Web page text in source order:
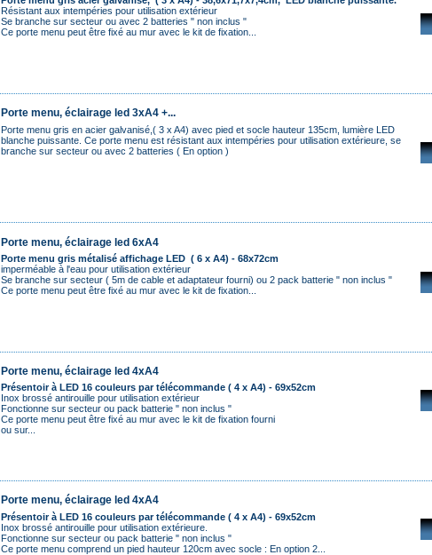
Résistant aux intempéries pour utilisation extérieur
Se branche sur secteur ou avec 2 batteries " non inclus "
Ce porte menu peut être fixé au mur avec le kit de fixation...
Porte menu, éclairage led 3xA4 +...
Porte menu gris en acier galvanisé,( 3 x A4) avec pied et socle hauteur 135cm, lumière LED
blanche puissante. Ce porte menu est résistant aux intempéries pour utilisation extérieure, se
branche sur secteur ou avec 2 batteries ( En option )
Porte menu, éclairage led 6xA4
Porte menu gris métalisé affichage LED ( 6 x A4) - 68x72cm
imperméable à l'eau pour utilisation extérieur
Se branche sur secteur ( 5m de cable et adaptateur fourni) ou 2 pack batterie " non inclus "
Ce porte menu peut être fixé au mur avec le kit de fixation...
Porte menu, éclairage led 4xA4
Présentoir à LED 16 couleurs par télécommande ( 4 x A4) - 69x52cm
Inox brossé antirouille pour utilisation extérieur
Fonctionne sur secteur ou pack batterie " non inclus "
Ce porte menu peut être fixé au mur avec le kit de fixation fourni
ou sur...
Porte menu, éclairage led 4xA4
Présentoir à LED 16 couleurs par télécommande ( 4 x A4) - 69x52cm
Inox brossé antirouille pour utilisation extérieure.
Fonctionne sur secteur ou pack batterie " non inclus "
Ce porte menu comprend un pied hauteur 120cm avec socle : En option 2...